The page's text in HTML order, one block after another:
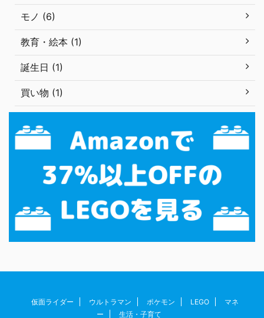
モノ (6)
教育・絵本 (1)
誕生日 (1)
買い物 (1)
仮面ライダー ウルトラマン ポケモン LEGO
マネ
ー
生活・子育て